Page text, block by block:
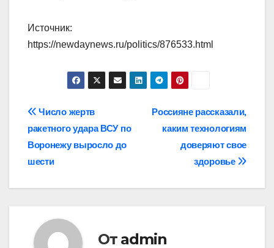
Источник:
https://newdaynews.ru/politics/876533.html
Навигация
по
записям
Россияне рассказали,
каким технологиям
доверяют свое
здоровье
Число жертв
ракетного удара ВСУ по
Воронежу выросло до
шести
От admin